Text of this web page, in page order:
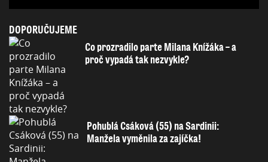
DOPORUČUJEME
Co prozradilo parte Milana Knížáka – a
proč vypadá tak nezvykle?
Pohublá Csáková (55) na Sardinii:
Manžela vyměnila za zajíčka!